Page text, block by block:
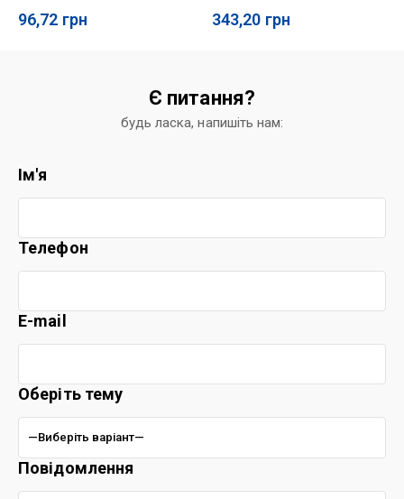
96,72 грн 343,20 грн
Є питання?
будь ласка, напишіть нам:
Ім'я
Телефон
E-mail
Оберіть тему
Повідомлення